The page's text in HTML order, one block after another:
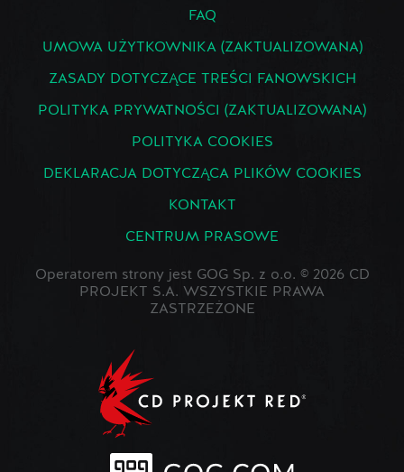
FAQ
UMOWA UŻYTKOWNIKA (ZAKTUALIZOWANA)
ZASADY DOTYCZĄCE TREŚCI FANOWSKICH
POLITYKA PRYWATNOŚCI (ZAKTUALIZOWANA)
POLITYKA COOKIES
DEKLARACJA DOTYCZĄCA PLIKÓW COOKIES
KONTAKT
CENTRUM PRASOWE
Operatorem strony jest GOG Sp. z o.o. © 2026 CD
PROJEKT S.A. WSZYSTKIE PRAWA
ZASTRZEŻONE